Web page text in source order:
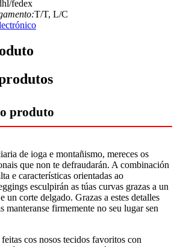
fedex
T/T, L/C
produto
de ioga e montañismo, mereces os
que non te defraudarán. A combinación
e características orientadas ao
esculpirán as túas curvas grazas a un
un corte delgado. Grazas a estes detalles
manteranse firmemente no seu lugar sen
cos nosos tecidos favoritos con